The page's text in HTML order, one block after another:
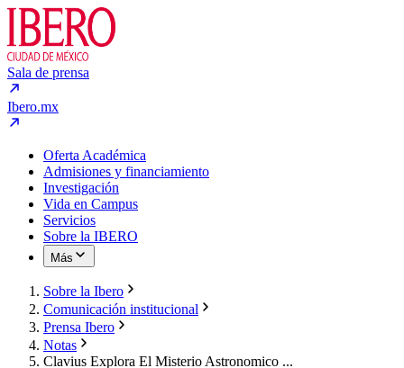
Sala de prensa
Ibero.mx
Oferta Académica
Admisiones y financiamiento
Investigación
Vida en Campus
Servicios
Sobre la IBERO
Más
Sobre la Ibero
Comunicación institucional
Prensa Ibero
Notas
Clavius Explora El Misterio Astronomico ...